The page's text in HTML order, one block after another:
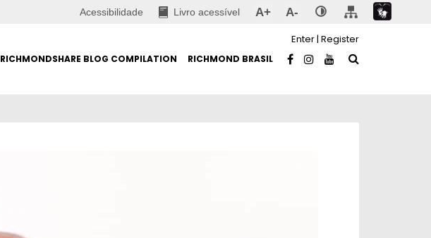
Acessibilidade Livro acessível A+ A-
RICHMONDSHARE BLOG COMPILATION RICHMOND BRASIL
Enter| Register